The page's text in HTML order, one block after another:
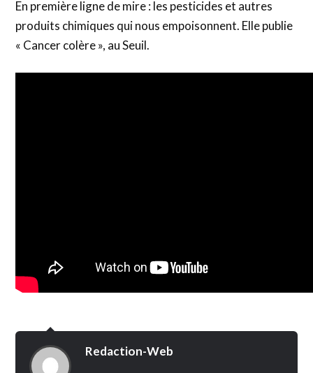
En première ligne de mire : les pesticides et autres
produits chimiques qui nous empoisonnent. Elle publie
« Cancer colère », au Seuil.
Redaction-Web